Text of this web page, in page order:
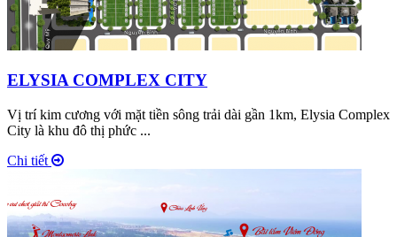
ELYSIA COMPLEX CITY
Vị trí kim cương với mặt tiền sông trải dài gần 1km, Elysia Complex
City là khu đô thị phức ...
Chi tiết